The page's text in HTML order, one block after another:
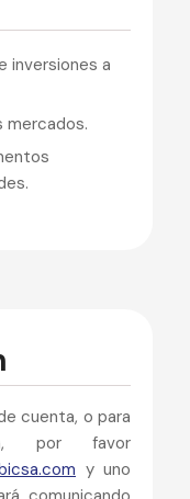
inversiones a
mercados.
cuenta, o para
por favor
y uno